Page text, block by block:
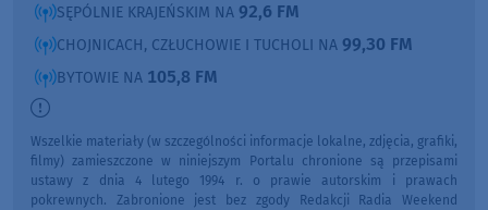
SĘPÓLNIE KRAJEŃSKIM NA 92,6 FM
CHOJNICACH, CZŁUCHOWIE I TUCHOLI NA 99,30 FM
BYTOWIE NA 105,8 FM
Wszelkie materiały (w szczególności informacje lokalne, zdjęcia, grafiki,
filmy) zamieszczone w niniejszym Portalu chronione są przepisami
ustawy z dnia 4 lutego 1994 r. o prawie autorskim i prawach
pokrewnych. Zabronione jest bez zgody Redakcji Radia Weekend